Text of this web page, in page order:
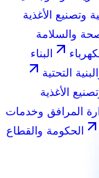
وتصنيع الأغذية
والسلامة
البناء
التحتية
الأغذية
المرافق وخدمات
الحكومة والقطاع